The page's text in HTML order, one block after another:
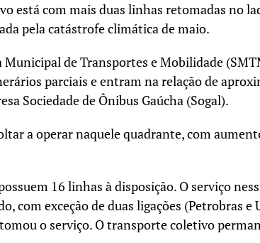
está com mais duas linhas retomadas no
pela catástrofe climática de maio.
Municipal de Transportes e Mobilidade
parciais e entram na relação de
Sociedade de Ônibus Gaúcha (Sogal).
a operar naquele quadrante, com
16 linhas à disposição. O serviço
com exceção de duas ligações (Petrobras e
o serviço. O transporte coletivo